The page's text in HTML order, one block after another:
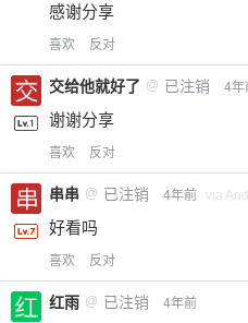
立刻
感谢分享
喜欢 反对
交给他就好了 @ 已注销 4年
谢谢分享
喜欢 反对
串串 @ 已注销 4年前 via
好看吗
喜欢 反对
红雨 @ 已注销 4年前
您没有权限发布内容，
限。